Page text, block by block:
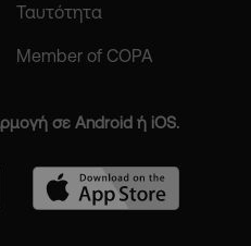
Ταυτότητα
Member of COPA
σε Android ή iOS.